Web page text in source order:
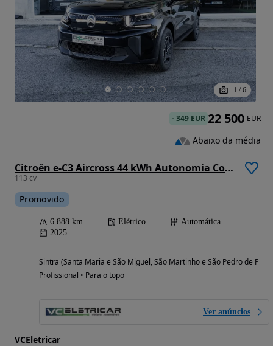
1 / 6
Citroën e-C3 Aircross 44 kWh Autonomia Conforto You
113 cv
Promovido
6 888 km Elétrico
Automática
2025
Sintra (Santa Maria e São Miguel, São Martinho e São Pedro de
Profissional • Para o topo
Ver anúncios
VCEletricar
-349 EUR 22 500 EUR
Abaixo da média